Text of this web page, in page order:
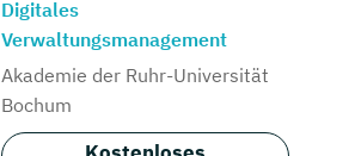
Digitales
Verwaltungsmanagement
Akademie der Ruhr-Universität
Bochum